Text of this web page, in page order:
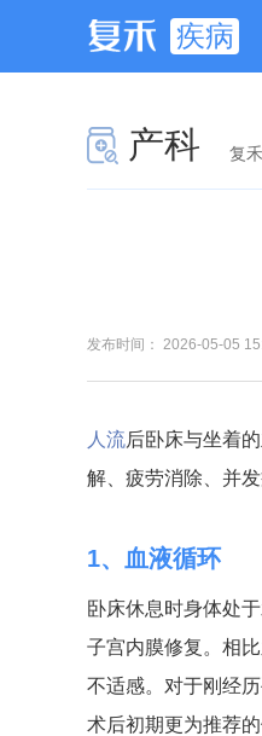
疾病
产科 复
发布时间： 2026-05-05
人流后卧床与坐着
解、疲劳消除、并
1、血液循环
卧床休息时身体处
子宫内膜修复。相
不适感。对于刚经
术后初期更为推荐的